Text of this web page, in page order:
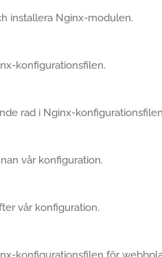
installera Nginx-modulen.
konfigurationsfilen.
rad i Nginx-
vår konfiguration.
vår konfiguration.